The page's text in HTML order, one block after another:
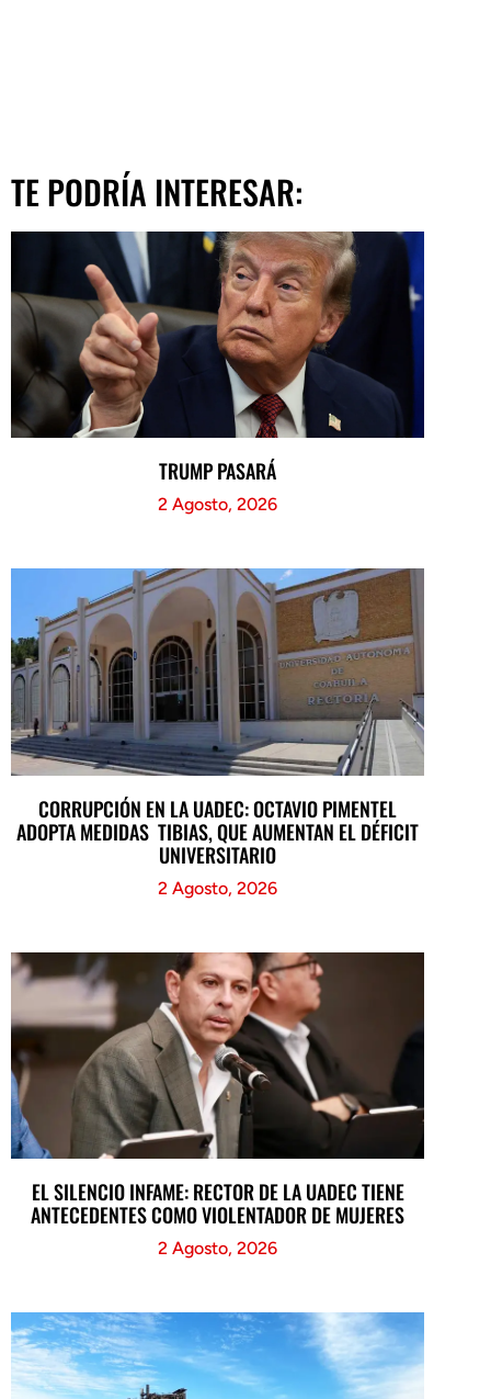
TE PODRÍA INTERESAR:
TRUMP PASARÁ
2 Agosto, 2026
CORRUPCIÓN EN LA UADEC: OCTAVIO PIMENTEL
ADOPTA MEDIDAS TIBIAS, QUE AUMENTAN EL DÉFICIT
UNIVERSITARIO
2 Agosto, 2026
EL SILENCIO INFAME: RECTOR DE LA UADEC TIENE
ANTECEDENTES COMO VIOLENTADOR DE MUJERES
2 Agosto, 2026